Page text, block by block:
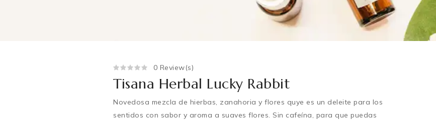
0 Review(s)
Tisana Herbal Lucky Rabbit
Novedosa mezcla de hierbas, zanahoria y flores quye es un deleite para los
sentidos con sabor y aroma a suaves flores. Sin cafeína, para que puedas